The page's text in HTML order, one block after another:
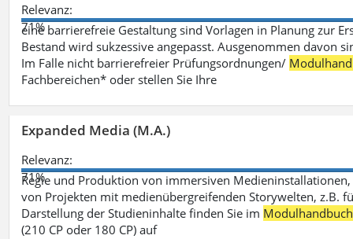
Relevanz:
71%
eine barrierefreie Gestaltung sind Vorlagen in Planung zur
Bestand wird sukzessive angepasst. Ausgenommen davon
Im Falle nicht barrierefreier Prüfungsordnungen/
Fachbereichen* oder stellen Sie Ihre
Expanded Media (M.A.)
Relevanz:
71%
Regie und Produktion von immersiven
von Projekten mit medienübergreifenden Storywelten, z.B.
Darstellung der Studieninhalte finden Sie im Modulhandbuch
(210 CP oder 180 CP) auf